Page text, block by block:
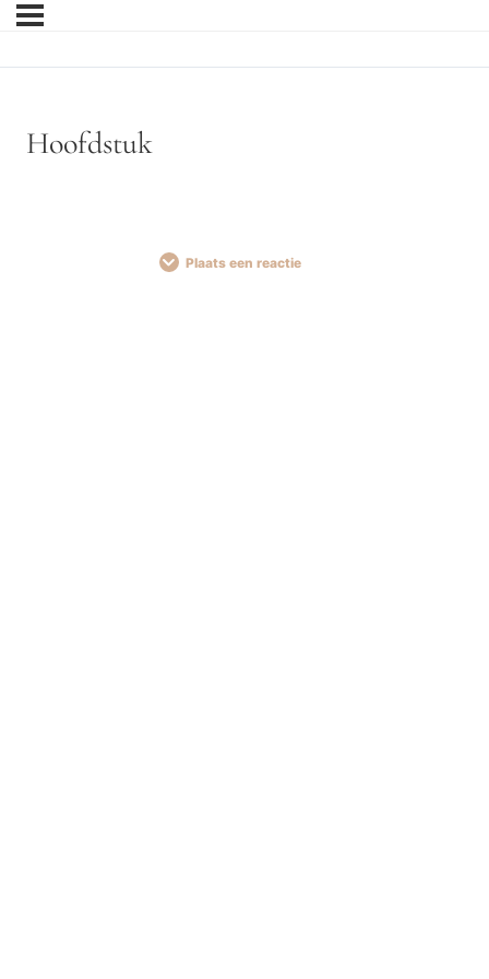
Hoofdstuk
Plaats een reactie